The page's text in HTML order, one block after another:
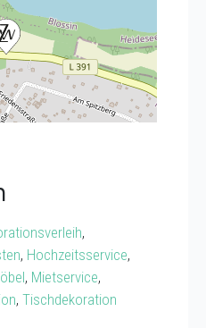
,
, Hochzeitsservice,
, Mietservice,
, Tischdekoration